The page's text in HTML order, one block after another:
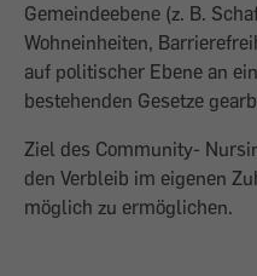
Gemeindeebene (z. B.
Wohneinheiten,
auf politischer Ebene an
bestehenden Gesetze
Ziel des Community-
den Verbleib im eigenen
möglich zu ermöglichen.